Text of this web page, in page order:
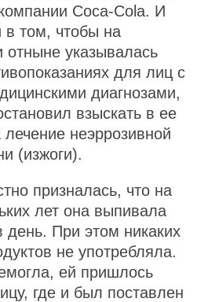
Coca-Cola. И
в том, чтобы на
отныне указывалась
для лиц с
диагнозами,
взыскать в ее
неэррозивной
(изжоги).
призналась, что на
лет она выпивала
день. При этом никаких
не употребляла.
ей пришлось
где и был поставлен